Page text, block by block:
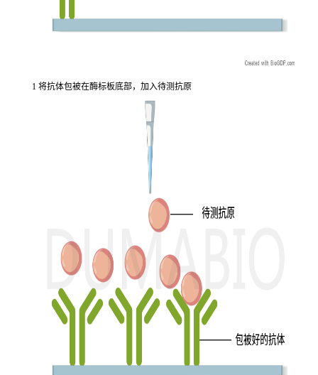
1 将抗体包被在酶标板底部，加入待测抗原